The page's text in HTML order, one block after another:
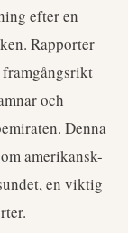
efter en
Rapporter
och
Denna
amerikansk-
en viktig